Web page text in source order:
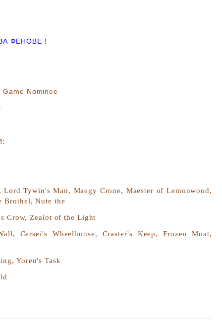
ФЕНОВЕ !
Nominee
:
Lord Tywin's Man, Maegy Crone, Maester of Lemonwood,
Brothel, Nute the
Crow, Zealot of the Light
Cersei's Wheelhouse, Craster's Keep, Frozen Moat,
Yoren's Task